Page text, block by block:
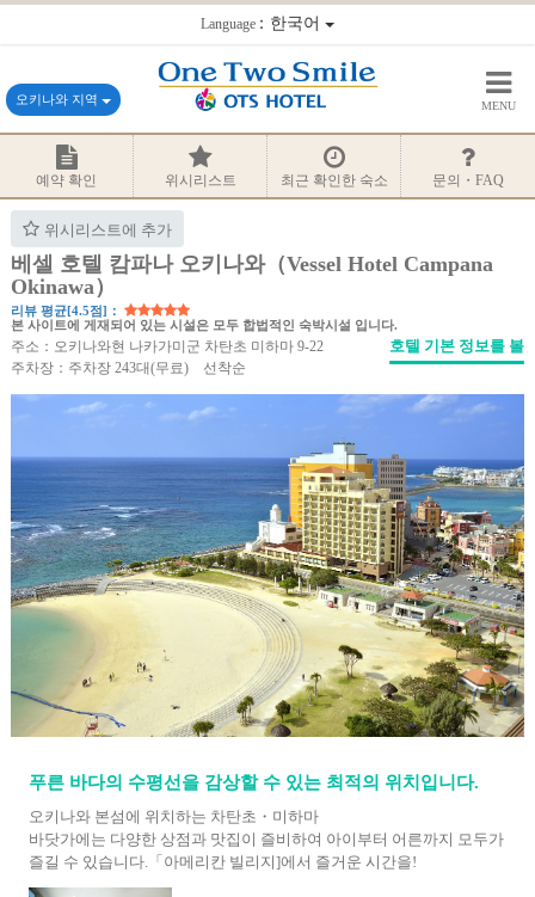
Language：한국어
오키나와 지역 MENU
예약 확인 위시리스트 최근 확인한 숙소 문의・FAQ
위시리스트에 추가
베셀 호텔 캄파나 오키나와（Vessel Hotel Campana
Okinawa）
리뷰 평균[4.5점]：
본 사이트에 게재되어 있는 시설은 모두 합법적인 숙박시설 입니다.
주소：오키나와현 나카가미군 차탄초 미하마 9-22
주차장：주차장 243대(무료) 선착순
호텔 기본 정보를 볼
푸른 바다의 수평선을 감상할 수 있는 최적의 위치입니다.
오키나와 본섬에 위치하는 차탄초・미하마
바닷가에는 다양한 상점과 맛집이 즐비하여 아이부터 어른까지 모두가
즐길 수 있습니다.「아메리칸 빌리지]에서 즐거운 시간을!